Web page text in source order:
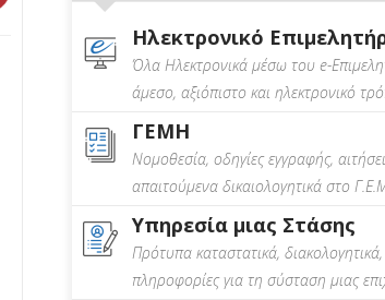
Ηλεκτρονικό
Όλα Ηλεκτρονικά μέσω του e-
άμεσο, αξιόπιστο και ηλεκτρονικό
ΓΕΜΗ
Νομοθεσία, οδηγίες εγγραφής,
απαιτούμενα δικαιολογητικά στο
Υπηρεσία μιας Στάσης
Πρότυπα καταστατικά, διακολογητικά,
πληροφορίες για τη σύσταση μιας